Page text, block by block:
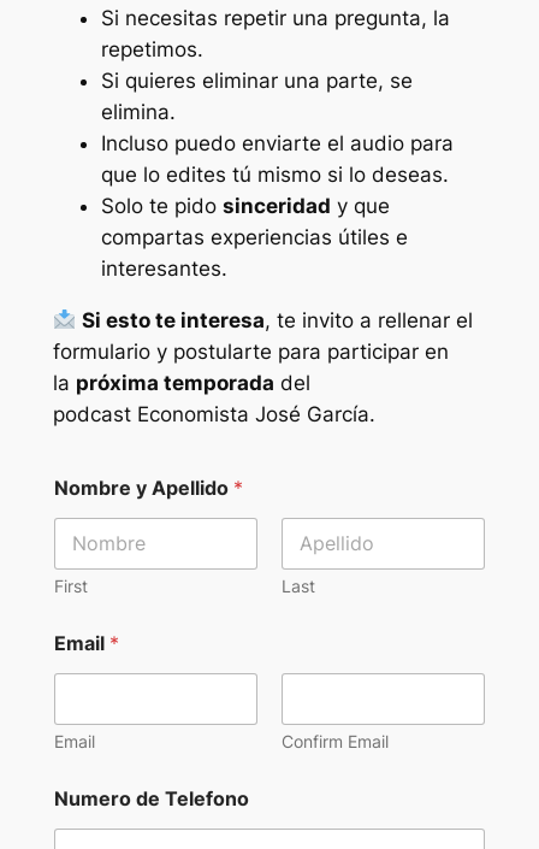
Si necesitas repetir una pregunta, la
repetimos.
Si quieres eliminar una parte, se
elimina.
Incluso puedo enviarte el audio para
que lo edites tú mismo si lo deseas.
Solo te pido sinceridad y que
compartas experiencias útiles e
interesantes.
Si esto te interesa, te invito a rellenar el
formulario y postularte para participar en
la próxima temporada del
podcast Economista José García.
o
c
l
u
n
o
c
a
l
e
Nombre y Apellido *
First Last
Email *
Email Confirm Email
Numero de Telefono